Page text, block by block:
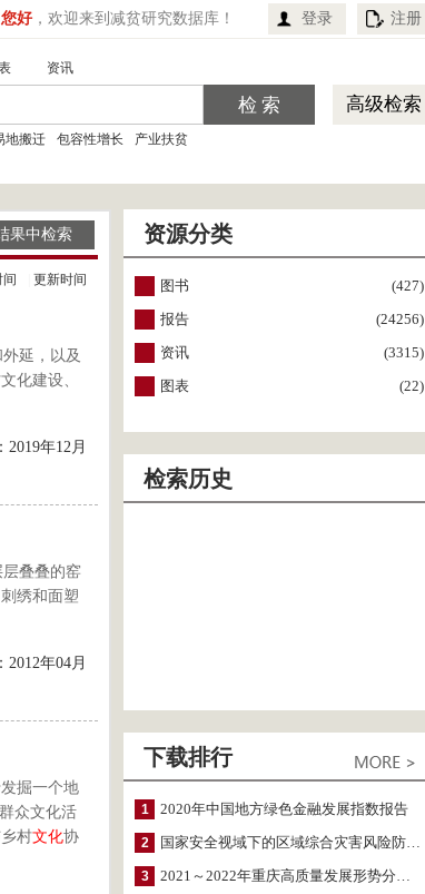
登录 注册
您好 ，欢迎来到减贫研究数据库！
资讯
高级检索
地搬迁 包容性增长 产业扶贫
更新时间
延，以及
化建设、
2019年12月
叠叠的窑
绣和面塑
2012年04月
掘一个地
众文化活
村文化协
资源分类
图书
(427)
报告
(24256)
资讯
(3315)
图表
(22)
检索历史
下载排行
1 2020年中国地方绿色金融发展指数报告
2 国家安全视域下的区域综合灾害风险防范与风险融资战略思考
3 2021～2022年重庆高质量发展形势分析与预测